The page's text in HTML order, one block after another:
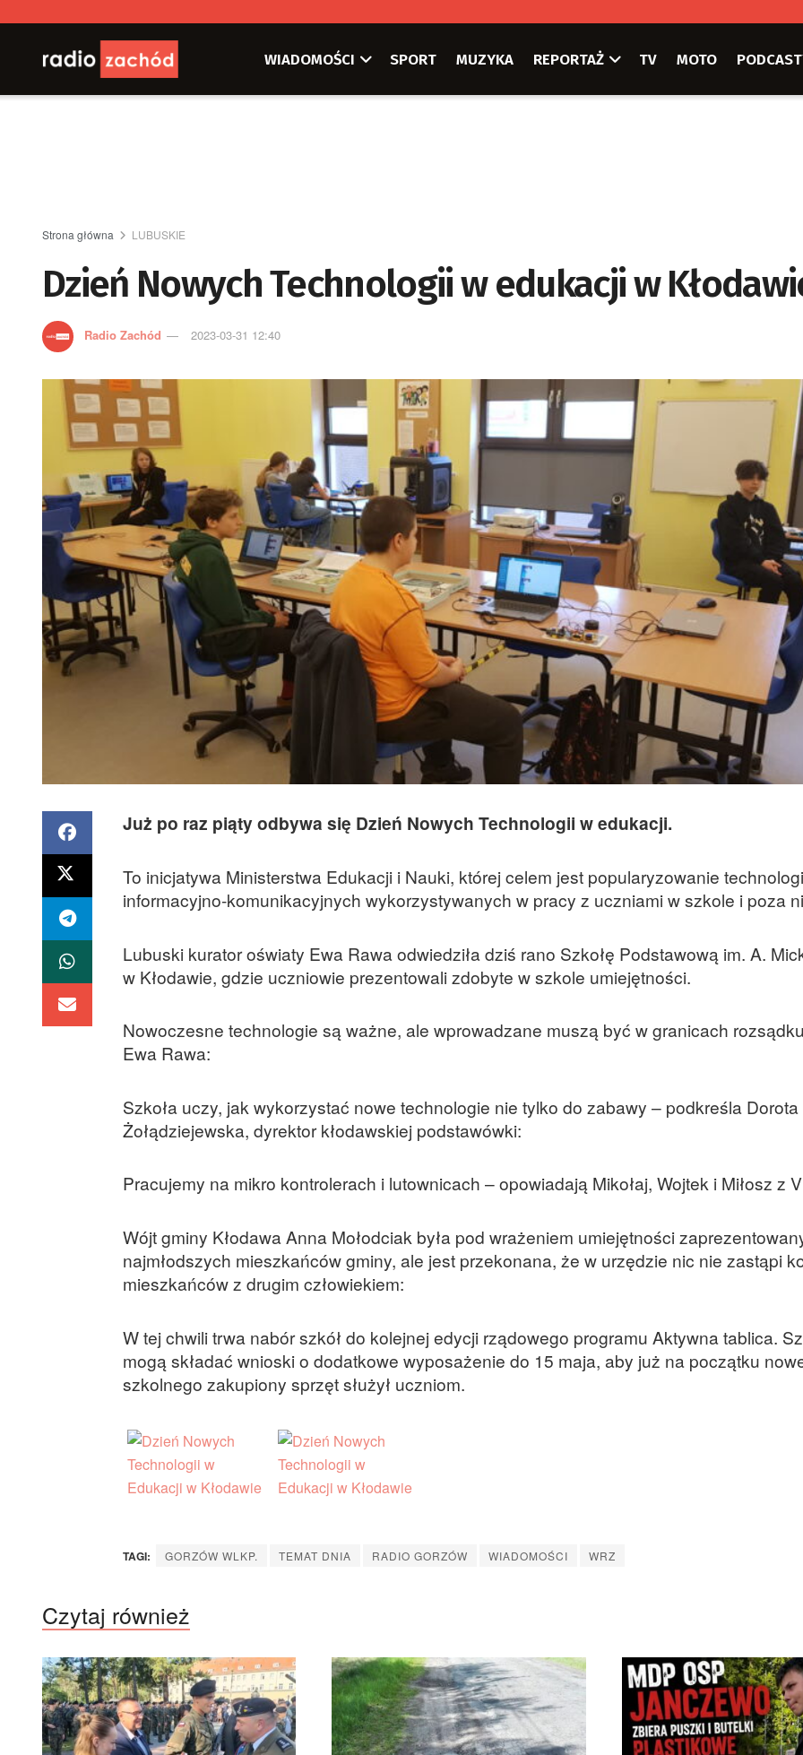
WIADOMOŚCI SPORT MUZYKA REPORTAŻ TV MOTO
Strona główna LUBUSKIE
Dzień Nowych Technologii w edukacji w
Radio Zachód 2023-03-31 12:40
Już po raz piąty odbywa się Dzień Nowych Technologii w edukacji.
To inicjatywa Ministerstwa Edukacji i Nauki, której celem jest popularyzowanie
informacyjno-komunikacyjnych wykorzystywanych w pracy z uczniami w szkole i poza
Lubuski kurator oświaty Ewa Rawa odwiedziła dziś rano Szkołę Podstawową im. A.
w Kłodawie, gdzie uczniowie prezentowali zdobyte w szkole umiejętności.
Nowoczesne technologie są ważne, ale wprowadzane muszą być w granicach
Ewa Rawa:
Szkoła uczy, jak wykorzystać nowe technologie nie tylko do zabawy – podkreśla Dorota
Żołądziejewska, dyrektor kłodawskiej podstawówki:
Pracujemy na mikro kontrolerach i lutownicach – opowiadają Mikołaj, Wojtek i Miłosz z
Wójt gminy Kłodawa Anna Mołodciak była pod wrażeniem umiejętności
najmłodszych mieszkańców gminy, ale jest przekonana, że w urzędzie nic nie zastąpi
mieszkańców z drugim człowiekiem:
W tej chwili trwa nabór szkół do kolejnej edycji rządowego programu Aktywna tablica.
mogą składać wnioski o dodatkowe wyposażenie do 15 maja, aby już na początku
szkolnego zakupiony sprzęt służył uczniom.
TAGI: GORZÓW WLKP. TEMAT DNIA RADIO GORZÓW WIADOMOŚCI WRZ
Czytaj również